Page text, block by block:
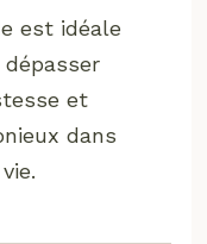
est idéale
et
dans